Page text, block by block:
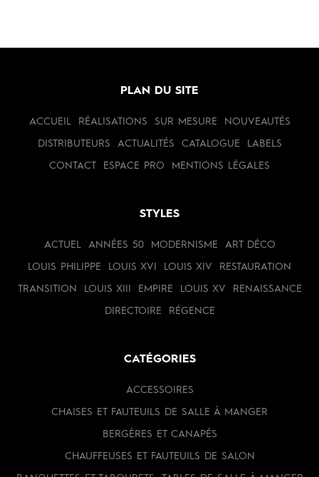
PLAN DU SITE
ACCUEIL RÉALISATIONS SUR MESURE NOUVEAUTÉS
DISTRIBUTEURS ACTUALITÉS CATALOGUE LABELS
CONTACT ESPACE PRO MENTIONS LÉGALES
STYLES
ACTUEL ANNÉES 50 MODERNISME ART DÉCO
LOUIS PHILIPPE LOUIS XVI LOUIS XIV RESTAURATION
TRANSITION LOUIS XIII EMPIRE LOUIS XV RENAISSANCE
DIRECTOIRE RÉGENCE
CATÉGORIES
ACCESSOIRES
CHAISES ET FAUTEUILS DE SALLE À MANGER
BERGÈRES ET CANAPÉS
CHAUFFEUSES ET FAUTEUILS DE SALON